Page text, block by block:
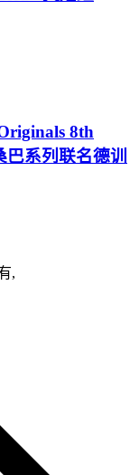
8th
巴系列联名德训
,